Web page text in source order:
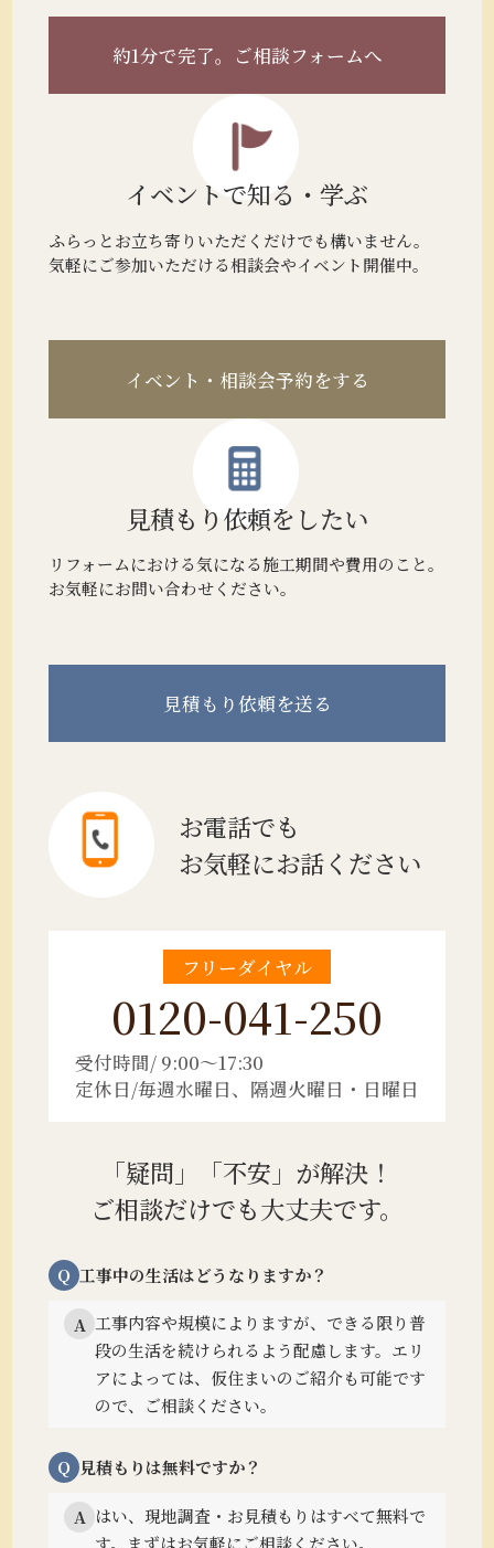
約1分で完了。 ご相談フォームへ
イベントで知る・学ぶ
ふらっとお立ち寄りいただくだけでも構いません。
気軽にご参加いただける相談会やイベント開催中。
イベント・相談会予約をする
見積もり依頼をしたい
リフォームにおける気になる施工期間や費用のこと。
お気軽にお問い合わせください。
見積もり依頼を送る
お電話でも
お気軽にお話ください
フリーダイヤル
0120-041-250
受付時間/ 9:00～17:30
定休日/毎週水曜日、隔週火曜日・日曜日
「疑問」「不安」が解決！
ご相談だけでも大丈夫です。
Q 工事中の生活はどうなりますか？
A 工事内容や規模によりますが、できる限り普
段の生活を続けられるよう配慮します。 エリ
アによっては、仮住まいのご紹介も可能です
ので、ご相談ください。
Q 見積もりは無料ですか？
A はい、現地調査・お見積もりはすべて無料で
す。まずはお気軽にご相談ください。